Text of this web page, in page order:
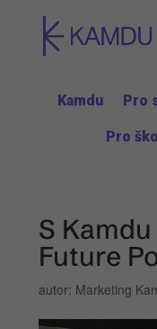
Kamdu Pro
Pro
S
Future
autor: Marketing